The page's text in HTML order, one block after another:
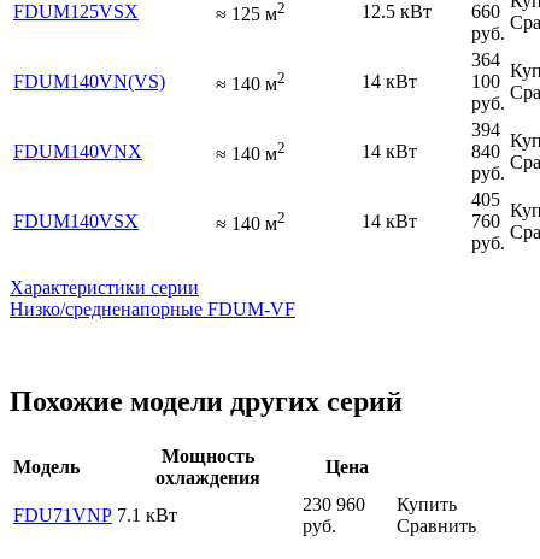
FDUM125VSX ≈ 125 м2 12.5 кВт
660
руб.
FDUM140VN(VS) ≈ 140 м2 14 кВт
364
100
руб.
FDUM140VNX ≈ 140 м2 14 кВт
394
840
руб.
FDUM140VSX ≈ 140 м2 14 кВт
405
760
руб.
Характеристики серии
Низко/средненапорные FDUM-VF
Похожие модели других серий
Модель
Мощность
охлаждения
Цена
FDU71VNP 7.1 кВт
230 960
руб.
Купить
Сравнить